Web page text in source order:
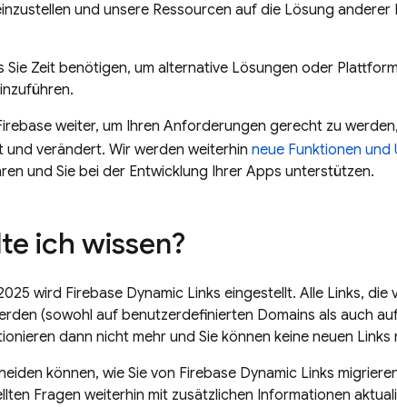
und unsere Ressourcen auf die Lösung anderer
Sie Zeit benötigen, um alternative Lösungen oder
weiter, um Ihren Anforderungen gerecht zu
und verändert. Wir werden weiterhin neue Funktionen und
und Sie bei der Entwicklung Ihrer Apps unterstützen.
ich wissen?
wird Firebase Dynamic Links eingestellt. Alle Links, die
(sowohl auf benutzerdefinierten Domains als auch
dann nicht mehr und Sie können keine neuen Links
können, wie Sie von Firebase Dynamic Links
Fragen weiterhin mit zusätzlichen Informationen